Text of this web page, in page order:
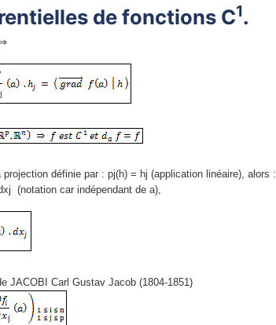
de fonctions C1.
projection définie par : pj(h) = hj (application linéaire), alors :
(notation car indépendant de a),
JACOBI Carl Gustav Jacob (1804-1851)